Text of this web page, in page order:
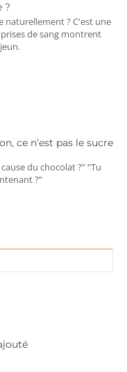
?
naturellement ? C'est une
de sang montrent
ce n’est pas le sucre
du chocolat ?” “Tu
?”